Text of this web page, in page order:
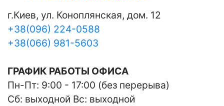
г.Киев, ул. Коноплянская, дом. 12
+38(096) 224-0588
+38(066) 981-5603
ГРАФИК РАБОТЫ ОФИСА
Пн-Пт: 9:00 - 17:00 (без перерыва)
Сб: выходной Вс: выходной